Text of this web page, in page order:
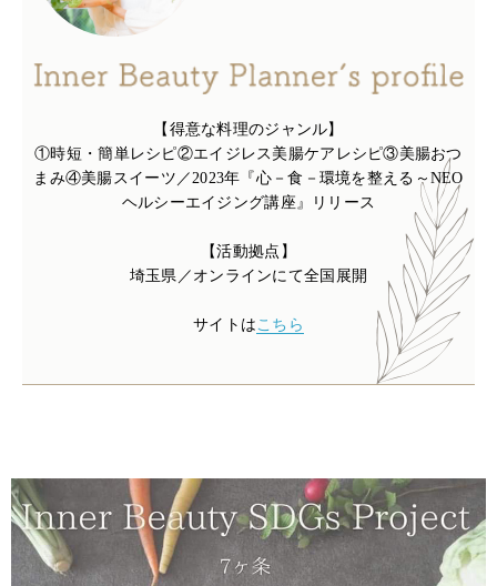
【得意な料理のジャンル】
①時短・簡単レシピ②エイジレス美腸ケアレシピ③美腸おつ
まみ④美腸スイーツ／2023年『心－食－環境を整える～NEO
ヘルシーエイジング講座』リリース
【活動拠点】
埼玉県／オンラインにて全国展開
サイトは こちら